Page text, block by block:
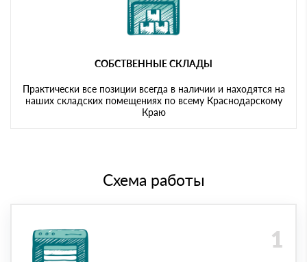
СОБСТВЕННЫЕ СКЛАДЫ
Практически все позиции всегда в наличии и находятся на
наших складских помещениях по всему Краснодарскому
Краю
Схема работы